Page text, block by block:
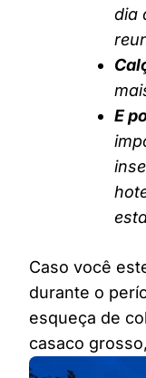
dia
E
Caso você
durante o
esqueça de
casaco